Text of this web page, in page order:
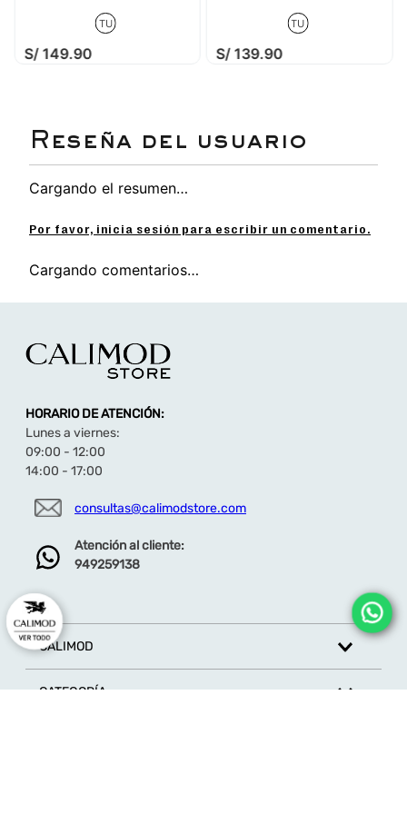
TU
S/ 149.90
TU
S/ 139.90
Cargando el resumen…
Por favor, inicia sesión para escribir un comentario.
Cargando comentarios…
HORARIO DE ATENCIÓN:
Lunes a viernes:
09:00 - 12:00
14:00 - 17:00
consultas@calimodstore.com
Atención al cliente:
949259138
CALIMOD
CATEGORÍA